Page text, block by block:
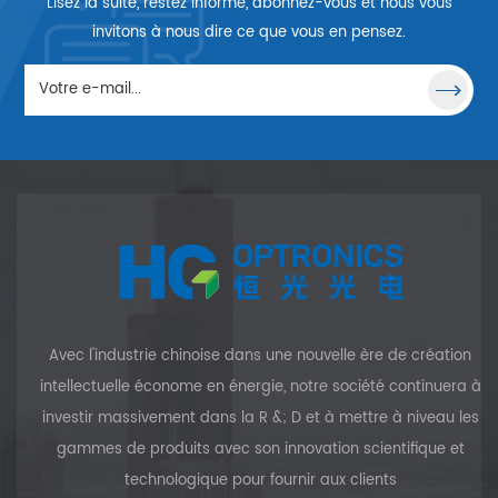
au rayonnement optique, et
est chimiquement stable, ce
qui en fait un matériau très
utile pour l'optique UV et IR.
invitons à nous dire ce que vous en pensez.
Avec l'industrie chinoise dans une nouvelle ère de création
intellectuelle économe en énergie, notre société continuera à
investir massivement dans la R &; D et à mettre à niveau les
gammes de produits avec son innovation scientifique et
technologique pour fournir aux clients